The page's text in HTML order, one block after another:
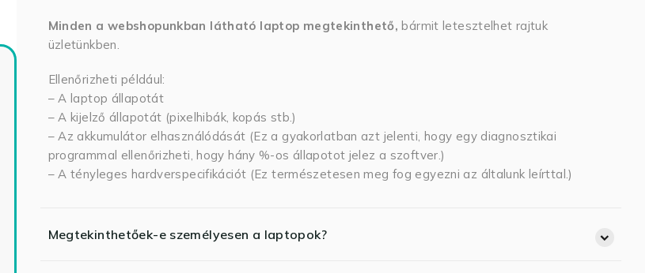
Minden a webshopunkban látható laptop megtekinthető, bármit letesztelhet rajtuk
üzletünkben.
Ellenőrizheti például:
– A laptop állapotát
– A kijelző állapotát (pixelhibák, kopás stb.)
– Az akkumulátor elhasználódását (Ez a gyakorlatban azt jelenti, hogy egy diagnosztikai
programmal ellenőrizheti, hogy hány %-os állapotot jelez a szoftver.)
– A tényleges hardverspecifikációt (Ez természetesen meg fog egyezni az általunk leírttal.)
Megtekinthetőek-e személyesen a laptopok?